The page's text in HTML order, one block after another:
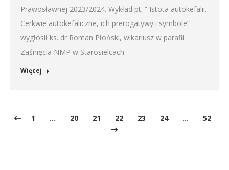
Prawosławnej 2023/2024. Wykład pt. ” Istota autokefalii.
Cerkwie autokefaliczne, ich prerogatywy i symbole”
wygłosił ks. dr Roman Płoński, wikariusz w parafii
Zaśnięcia NMP w Starosielcach
Więcej
1 … 20 21 22 23 24 … 52